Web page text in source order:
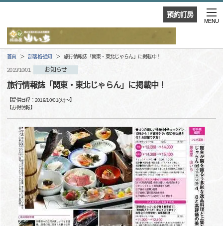
預約訂房
MENU
首頁 部落格·通知 旅行情報誌「関東・東北じゃらん」に掲載中！
2019/10/01 お知らせ
旅行情報誌「関東・東北じゃらん」に掲載中！
【提供日程： 2019/10/01(火)〜】
【お得情報】